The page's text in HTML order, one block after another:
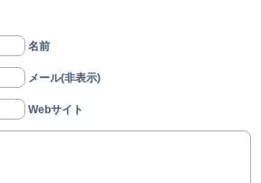
名前
メール(非表示)
Webサイト